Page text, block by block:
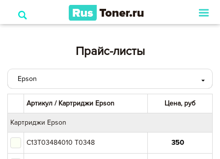
Прайс-листы
Epson
Canon
Xerox
Артикул / Картриджи Epson Цена, руб
Картриджи Epson
C13T03484010 T0348